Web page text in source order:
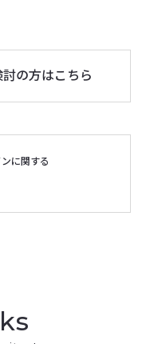
の方はこちら
に関する